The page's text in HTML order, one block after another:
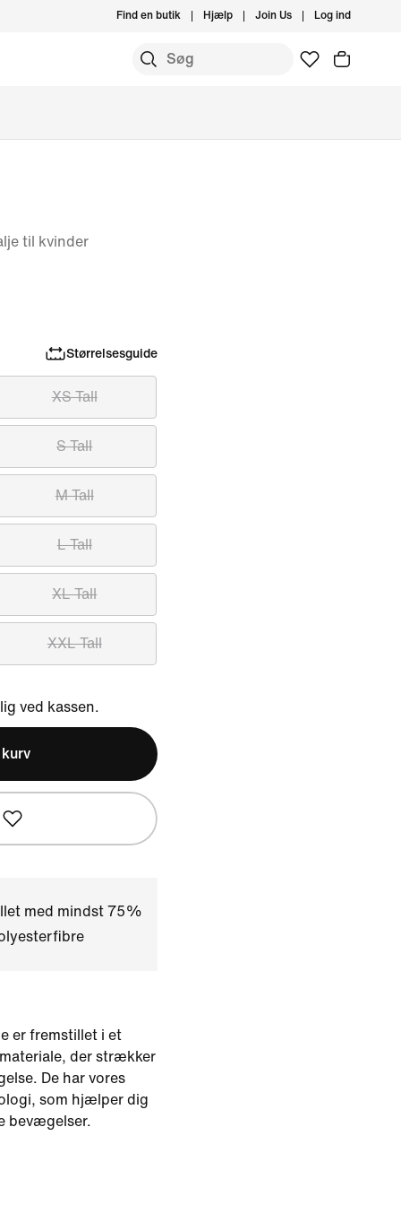
Find en butik Hjælp Join Us Log ind
til kvinder
Størrelsesguide
XS Tall
S Tall
M Tall
L Tall
XL Tall
XXL Tall
ved kassen.
med mindst 75%
er fremstillet i et
der strækker
De har vores
som hjælper dig
bevægelser.